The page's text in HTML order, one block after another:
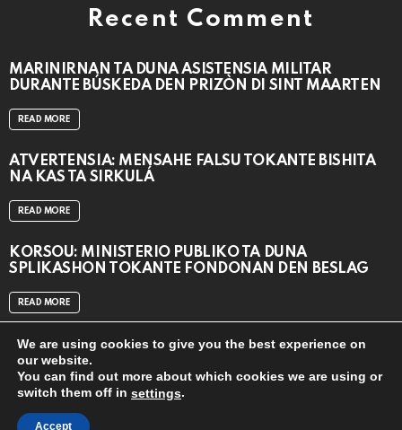
Recent Comment
MARINIRNAN TA DUNA ASISTENSIA MILITAR
DURANTE BÚSKEDA DEN PRIZÒN DI SINT MAARTEN
READ MORE
ATVERTENSIA: MENSAHE FALSU TOKANTE BISHITA
NA KAS TA SIRKULÁ
READ MORE
KORSOU: MINISTERIO PÚBLIKO TA DUNA
SPLIKASHON TOKANTE FONDONAN DEN BESLAG
READ MORE
© 2024
We are using cookies to give you the best experience on
our website.
You can find out more about which cookies we are using or
switch them off in settings.
Accept